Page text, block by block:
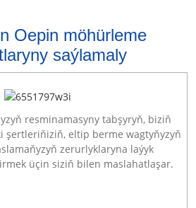
Oepin möhürleme
saýlamaly
resminamasyny tabşyryň, biziň
şertleriňiziň, eltip berme wagtyňyzyň
zerurlyklaryna laýyk
üçin siziň bilen maslahatlaşar.